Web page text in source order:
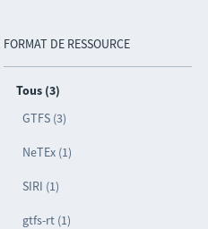
FORMAT DE RESSOURCE
Tous (3)
GTFS (3)
NeTEx (1)
SIRI (1)
gtfs-rt (1)